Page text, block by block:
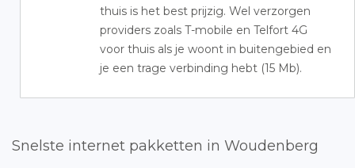
thuis is het best prijzig. Wel verzorgen
providers zoals T-mobile en Telfort 4G
voor thuis als je woont in buitengebied en
je een trage verbinding hebt (15 Mb).
Snelste internet pakketten in Woudenberg